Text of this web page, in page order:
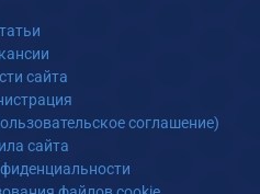
сайта
соглашение)
сайта